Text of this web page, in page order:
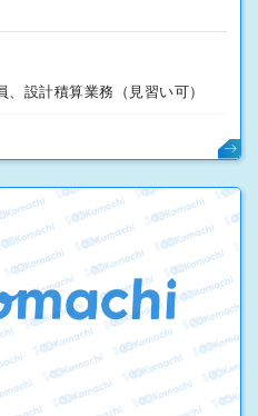
、設計積算業務（見習い可）